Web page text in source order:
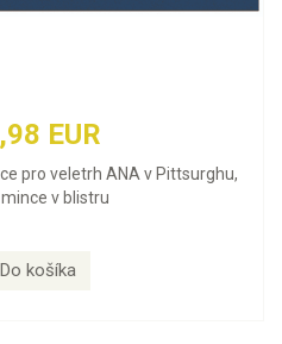
EUR
pro veletrh ANA v Pittsurghu,
v blistru
Do košíka